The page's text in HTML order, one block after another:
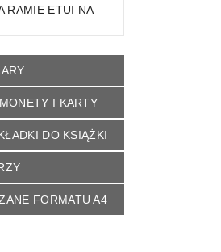
RAMIE ETUI NA
I KARTY
DO KSIĄŻKI
FORMATU A4